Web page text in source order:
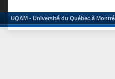
UQAM - Université du Québec à